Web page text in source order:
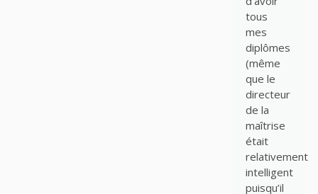
tous
mes
diplômes
(même
que le
directeur
de la
maîtrise
était
relativement
intelligent
puisqu’il